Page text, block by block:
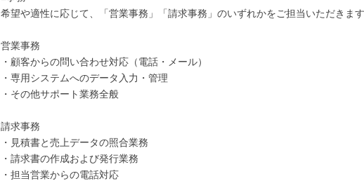
希望や適性に応じて、「営業事務」「請求事務」のいずれかをご担当いただきま
営業事務
・顧客からの問い合わせ対応（電話・メール）
・専用システムへのデータ入力・管理
・その他サポート業務全般
請求事務
・見積書と売上データの照合業務
・請求書の作成および発行業務
・担当営業からの電話対応